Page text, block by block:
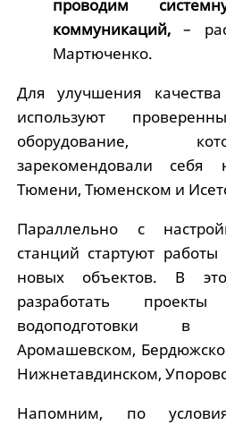
проводим
коммуникаций,–
Мартюченко.
Для улучшения
используют
оборудование,
зарекомендовали
Тюмени, Тюменском и
Параллельно с
станций стартуют
новых объектов. В
разработать
водоподготовки в
Аромашевском,
Нижнетавдинском,
Напомним, по